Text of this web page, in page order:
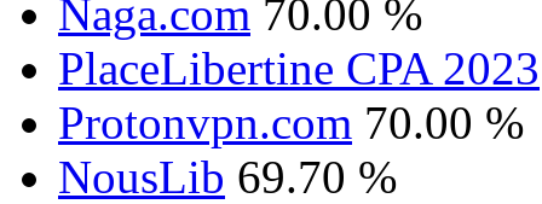
Naga.com 70.00 %
PlaceLibertine CPA 2023
Protonvpn.com 70.00 %
NousLib 69.70 %